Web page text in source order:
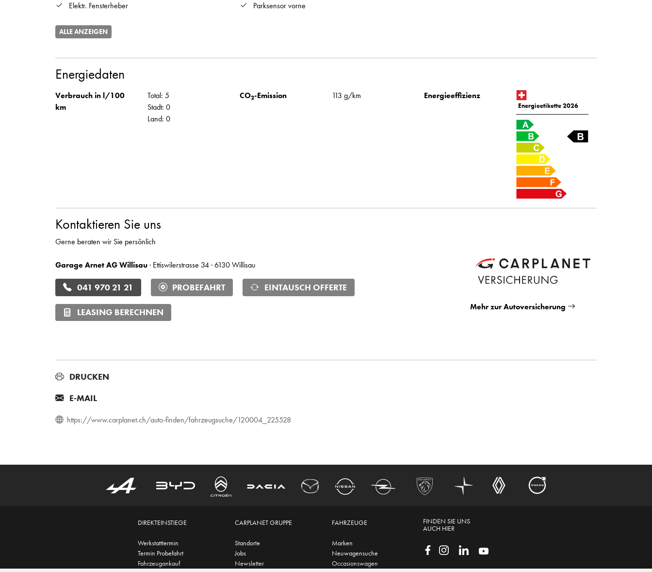
Elektr. Fensterheber
Parksensor vorne
ALLE ANZEIGEN
Energiedaten
Verbrauch in l/100
km
Total: 5
Stadt: 0
Land: 0
CO2-Emission 113 g/km Energieeffizienz
Energieetikette 2026
Kontaktieren Sie uns
Gerne beraten wir Sie persönlich
Garage Arnet AG Willisau· Ettiswilerstrasse 34 · 6130 Willisau
041 970 21 21 PROBEFAHRT EINTAUSCH OFFERTE
LEASING BERECHNEN
Mehr zur Autoversicherung
DRUCKEN
E-MAIL
https://www.carplanet.ch/auto-finden/fahrzeugsuche/120004_225528
DIREKTEINSTIEGE
Werkstatttermin
Termin Probefahrt
Fahrzeugankauf
CARPLANET GRUPPE
Standorte
Jobs
Newsletter
FAHRZEUGE
Marken
Neuwagensuche
Occasionswagen
FINDEN SIE UNS
AUCH HIER